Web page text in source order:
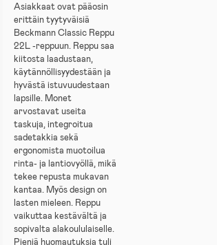
Asiakkaat ovat pääosin
erittäin tyytyväisiä
Beckmann Classic Reppu
22L -reppuun. Reppu saa
kiitosta laadustaan,
käytännöllisyydestään ja
hyvästä istuvuudestaan
lapsille. Monet
arvostavat useita
taskuja, integroitua
sadetakkia sekä
ergonomista muotoilua
rinta- ja lantiovyöllä, mikä
tekee repusta mukavan
kantaa. Myös design on
lasten mieleen. Reppu
vaikuttaa kestävältä ja
sopivalta alakoululaiselle.
Pieniä huomautuksia tuli